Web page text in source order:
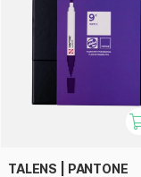
TALENS | PANTONE